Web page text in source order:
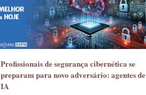
Profissionais de segurança cibernética se
preparam para novo adversário: agentes de
IA